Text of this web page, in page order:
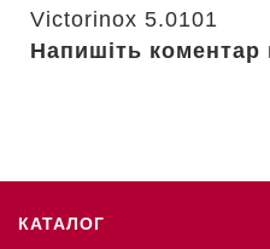
Напишіть
КАТАЛОГ